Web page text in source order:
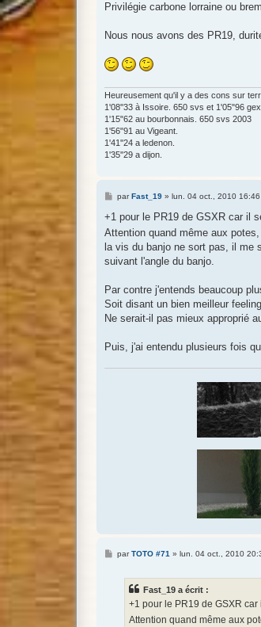
Privilégie carbone lorraine ou
Nous nous avons des PR19,
Heureusement qu'il y a des cons sur
1'08''33 à Issoire. 650 svs et 1'05"96
1'15"62 au bourbonnais. 650 svs 2003
1'56"91 au Vigeant.
1'41''24 a ledenon.
1'35''29 a dijon.
M
s
a
e
parFast_19» lun. 04 oct., 2010 16:46
+1 pour le PR19 de GSXR car il
Attention quand même aux
la vis du banjo ne sort pas, il me
suivant l'angle du banjo.
Par contre j'entends beaucoup
Soit disant un bien meilleur feeling.
Ne serait-il pas mieux approprié
Puis, j'ai entendu plusieurs fois
MparTOTO #71» lun. 04 oct., 2010
Fast_19 a écrit :
+1 pour le PR19 de GSXR
Attention quand même aux